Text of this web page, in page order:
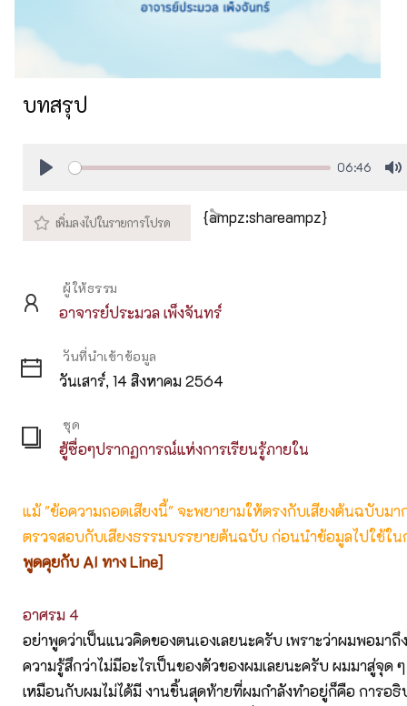
บทสรุป
06:46
{ampz:shareampz}
ผู้ให้ธรรม
อาจารย์ประมวล เพ็งจันทร์
วันที่นำเข้าข้อมูล
วันเสาร์, 14 สิงหาคม 2564
ชุด
ฮู้ซื่อๆปรากฏการณ์แห่งการเรียนรู้ภายใน
แม้ "ข้อความถอดเสียงนี้" จะพยายามให้ตรงกับเสียงต้นฉบับม
ตรวจสอบกับเสียงธรรมบรรยายต้นฉบับ ก่อนนำข้อมูลไปใช้ใน
พูดคุยกับ AI ทาง Line]
อาศรม 4
อย่าพูดว่าเป็นแนวคิดของตนเองเลยนะครับ เพราะว่าผมพอมา
ความรู้สึกว่าไม่มีอะไรเป็นของตัวของผมเลยนะครับ ผมมาสู่จุด
เหมือนกับผมไม่ได้มี งานชิ้นสุดท้ายที่ผมกำลังทำอยู่ก็คือ การอ